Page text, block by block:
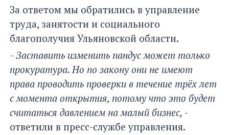
За ответом мы обратились в управление
труда, занятости и социального
благополучия Ульяновской области.
- Заставить изменить пандус может только
прокуратура. Но по закону они не имеют
права проводить проверки в течение трёх лет
с момента открытия, потому что это будет
считаться давлением на малый бизнес, -
ответили в пресс-службе управления.